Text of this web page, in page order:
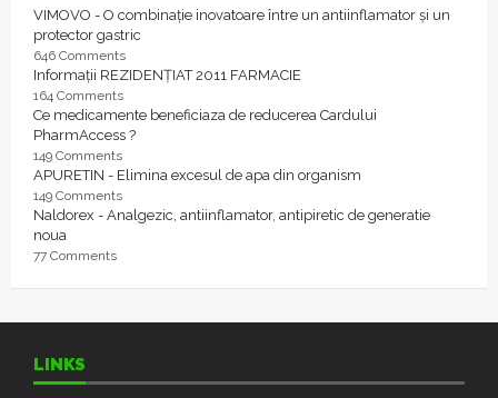
VIMOVO - O combinație inovatoare între un antiinflamator și un
protector gastric
646 Comments
Informații REZIDENȚIAT 2011 FARMACIE
164 Comments
Ce medicamente beneficiaza de reducerea Cardului
PharmAccess ?
149 Comments
APURETIN - Elimina excesul de apa din organism
149 Comments
Naldorex - Analgezic, antiinflamator, antipiretic de generatie
noua
77 Comments
LINKS